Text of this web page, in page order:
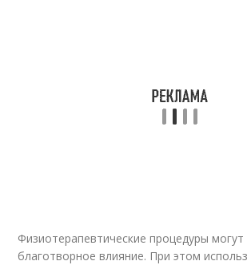
Физиотерапевтические процедуры могут
благотворное влияние. При этом